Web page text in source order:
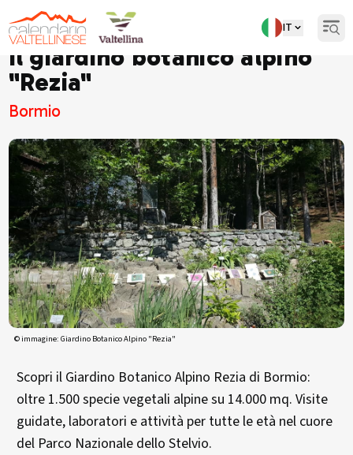
IT
Il giardino botanico alpino
"Rezia"
Bormio
© immagine: Giardino Botanico Alpino "Rezia"
Scopri il Giardino Botanico Alpino Rezia di Bormio:
oltre 1.500 specie vegetali alpine su 14.000 mq. Visite
guidate, laboratori e attività per tutte le età nel cuore
del Parco Nazionale dello Stelvio.